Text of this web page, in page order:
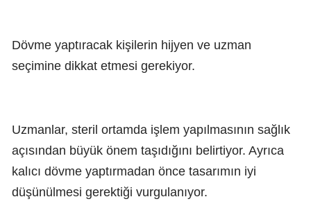
Dövme yaptıracak kişilerin hijyen ve uzman
seçimine dikkat etmesi gerekiyor.
Uzmanlar, steril ortamda işlem yapılmasının sağlık
açısından büyük önem taşıdığını belirtiyor. Ayrıca
kalıcı dövme yaptırmadan önce tasarımın iyi
düşünülmesi gerektiği vurgulanıyor.